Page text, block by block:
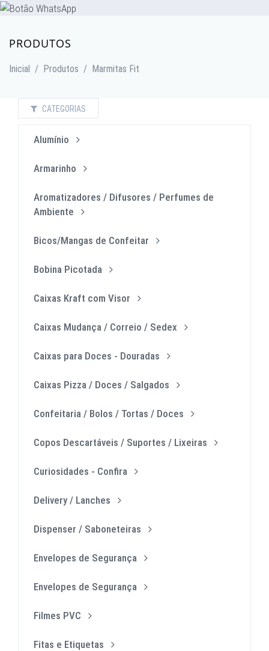
PRODUTOS
Inicial / Produtos / Marmitas Fit
CATEGORIAS
Alumínio
Armarinho
Aromatizadores / Difusores / Perfumes de
Ambiente
Bicos/Mangas de Confeitar
Bobina Picotada
Caixas Kraft com Visor
Caixas Mudança / Correio / Sedex
Caixas para Doces - Douradas
Caixas Pizza / Doces / Salgados
Confeitaria / Bolos / Tortas / Doces
Copos Descartáveis / Suportes / Lixeiras
Curiosidades - Confira
Delivery / Lanches
Dispenser / Saboneteiras
Envelopes de Segurança
Envelopes de Segurança
Filmes PVC
Fitas e Etiquetas